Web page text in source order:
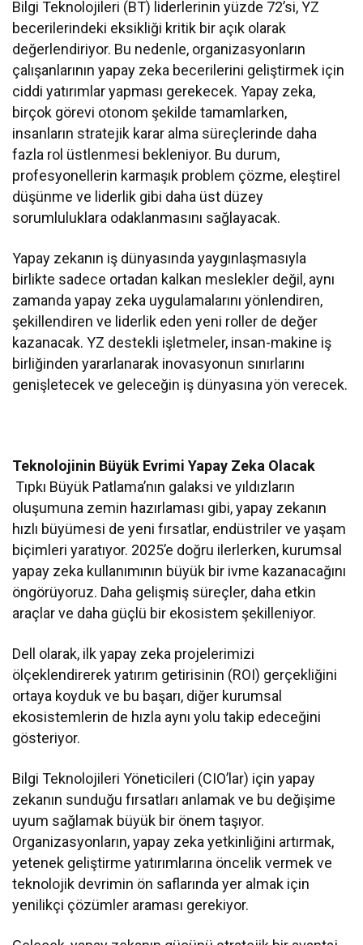
Bilgi Teknolojileri (BT) liderlerinin yüzde 72’si, YZ
becerilerindeki eksikliği kritik bir açık olarak
değerlendiriyor. Bu nedenle, organizasyonların
çalışanlarının yapay zeka becerilerini geliştirmek için
ciddi yatırımlar yapması gerekecek. Yapay zeka,
birçok görevi otonom şekilde tamamlarken,
insanların stratejik karar alma süreçlerinde daha
fazla rol üstlenmesi bekleniyor. Bu durum,
profesyonellerin karmaşık problem çözme, eleştirel
düşünme ve liderlik gibi daha üst düzey
sorumluluklara odaklanmasını sağlayacak.
Yapay zekanın iş dünyasında yaygınlaşmasıyla
birlikte sadece ortadan kalkan meslekler değil, aynı
zamanda yapay zeka uygulamalarını yönlendiren,
şekillendiren ve liderlik eden yeni roller de değer
kazanacak. YZ destekli işletmeler, insan-makine iş
birliğinden yararlanarak inovasyonun sınırlarını
genişletecek ve geleceğin iş dünyasına yön verecek.
Teknolojinin Büyük Evrimi Yapay Zeka Olacak
Tıpkı Büyük Patlama’nın galaksi ve yıldızların
oluşumuna zemin hazırlaması gibi, yapay zekanın
hızlı büyümesi de yeni fırsatlar, endüstriler ve yaşam
biçimleri yaratıyor. 2025’e doğru ilerlerken, kurumsal
yapay zeka kullanımının büyük bir ivme kazanacağını
öngörüyoruz. Daha gelişmiş süreçler, daha etkin
araçlar ve daha güçlü bir ekosistem şekilleniyor.
Dell olarak, ilk yapay zeka projelerimizi
ölçeklendirerek yatırım getirisinin (ROI) gerçekliğini
ortaya koyduk ve bu başarı, diğer kurumsal
ekosistemlerin de hızla aynı yolu takip edeceğini
gösteriyor.
Bilgi Teknolojileri Yöneticileri (CIO’lar) için yapay
zekanın sunduğu fırsatları anlamak ve bu değişime
uyum sağlamak büyük bir önem taşıyor.
Organizasyonların, yapay zeka yetkinliğini artırmak,
yetenek geliştirme yatırımlarına öncelik vermek ve
teknolojik devrimin ön saflarında yer almak için
yenilikçi çözümler araması gerekiyor.